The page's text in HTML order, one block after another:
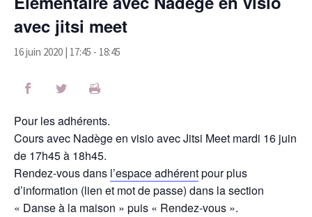
avec jitsi meet
16 juin 2020 | 17:45 - 18:45
Pour les adhérents.
Cours avec Nadège en visio avec Jitsi Meet mardi 16 juin
de 17h45 à 18h45.
Rendez-vous dans l’espace adhérentpour plus
d’information (lien et mot de passe) dans la section
« Danse à la maison » puis « Rendez-vous ».